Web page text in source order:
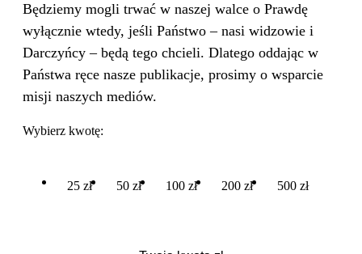
Będziemy mogli trwać w naszej walce o Prawdę
wyłącznie wtedy, jeśli Państwo – nasi widzowie i
Darczyńcy – będą tego chcieli. Dlatego oddając w
Państwa ręce nasze publikacje, prosimy o wsparcie
misji naszych mediów.
Wybierz kwotę:
25 zł 50 zł 100 zł 200 zł 500 zł